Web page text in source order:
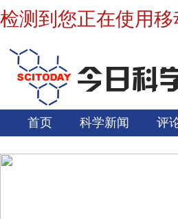
检测到您正在使用
首页 科学新闻 评